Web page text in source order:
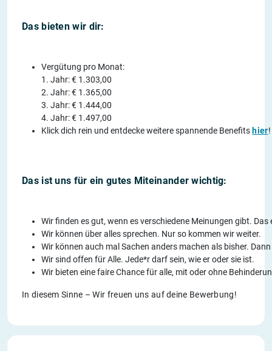
Das bieten wir dir:
Vergütung pro Monat:
1. Jahr: € 1.303,00
2. Jahr: € 1.365,00
3. Jahr: € 1.444,00
4. Jahr: € 1.497,00
Klick dich rein und entdecke weitere spannende Benefits hier!
Das ist uns für ein gutes Miteinander wichtig:
Wir finden es gut, wenn es verschiedene Meinungen gibt.
Wir können über alles sprechen. Nur so kommen wir weiter.
Wir können auch mal Sachen anders machen als bisher.
Wir sind offen für Alle. Jede*r darf sein, wie er oder sie ist.
Wir bieten eine faire Chance für alle, mit oder ohne
In diesem Sinne – Wir freuen uns auf deine Bewerbung!